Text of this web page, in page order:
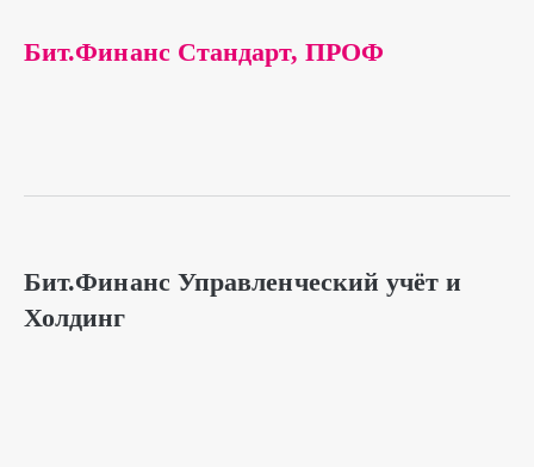
Бит.Финанс Стандарт, ПРОФ
Бит.Финанс Управленческий учёт и
Холдинг